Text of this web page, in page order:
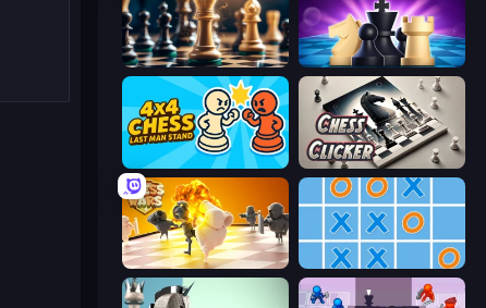
Chess Free Chess Online Multiplayer
4x4 Chess: Last Man Stand Chess Clicker
Chess Wars Tic Tac Toe Online